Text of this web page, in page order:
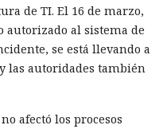
de TI. El 16 de marzo,
autorizado al sistema de
se está llevando a
las autoridades también
afectó los procesos